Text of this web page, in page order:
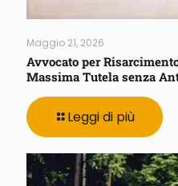
Maggio 21, 2026
Avvocato per
Massima Tutela senza
Leggi di più